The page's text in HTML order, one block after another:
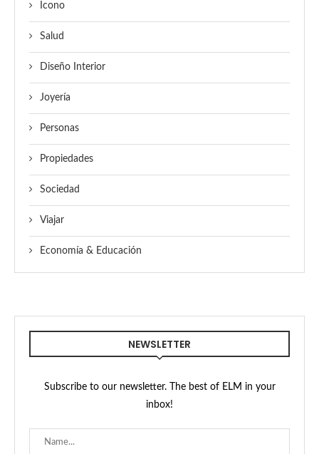
Icono
Salud
Diseño Interior
Joyería
Personas
Propiedades
Sociedad
Viajar
Economía & Educación
NEWSLETTER
Subscribe to our newsletter. The best of ELM in your
inbox!